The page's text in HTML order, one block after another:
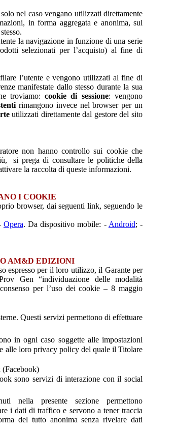
nel caso vengano utilizzati direttamente
in forma aggregata e anonima, sul
la navigazione in funzione di una serie
selezionati per l’acquisto) al fine di
l’utente e vengono utilizzati al fine di
manifestate dallo stesso durante la sua
troviamo:cookie di sessione: vengono
rimangono invece nel browser per un
utilizzati direttamente dal gestore del sito
non hanno controllo sui cookie che
si prega di consultare le politiche della
la raccolta di queste informazioni.
I COOKIE
browser, dai seguenti link, seguendo le
Opera. Da dispositivo mobile: - Android; -
AM&D EDIZIONI
espresso per il loro utilizzo, il Garante per
Gen “individuazione delle modalità
per l’uso dei cookie – 8 maggio
Questi servizi permettono di effettuare
in ogni caso soggette alle impostazioni
alle loro privacy policy del quale il Titolare
(Facebook)
sono servizi di interazione con il social
nella presente sezione permettono
i dati di traffico e servono a tener traccia
del tutto anonima senza rivelare dati